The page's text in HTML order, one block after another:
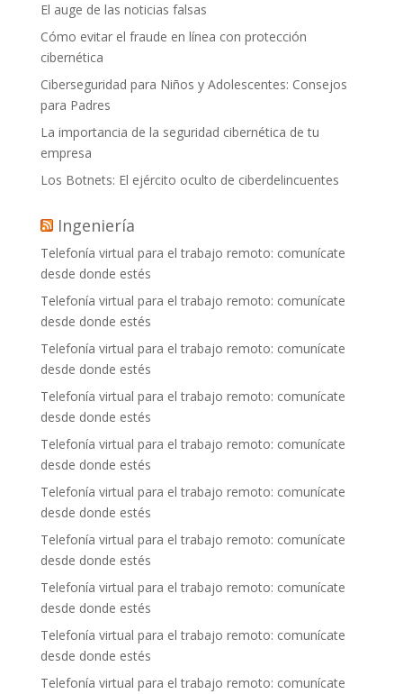
El auge de las noticias falsas
Cómo evitar el fraude en línea con protección
cibernética
Ciberseguridad para Niños y Adolescentes: Consejos
para Padres
La importancia de la seguridad cibernética de tu
empresa
Los Botnets: El ejército oculto de ciberdelincuentes
Ingeniería
Telefonía virtual para el trabajo remoto: comunícate
desde donde estés
Telefonía virtual para el trabajo remoto: comunícate
desde donde estés
Telefonía virtual para el trabajo remoto: comunícate
desde donde estés
Telefonía virtual para el trabajo remoto: comunícate
desde donde estés
Telefonía virtual para el trabajo remoto: comunícate
desde donde estés
Telefonía virtual para el trabajo remoto: comunícate
desde donde estés
Telefonía virtual para el trabajo remoto: comunícate
desde donde estés
Telefonía virtual para el trabajo remoto: comunícate
desde donde estés
Telefonía virtual para el trabajo remoto: comunícate
desde donde estés
Telefonía virtual para el trabajo remoto: comunícate